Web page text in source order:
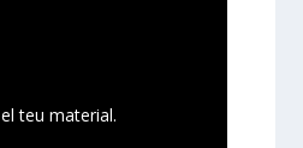
teu material.